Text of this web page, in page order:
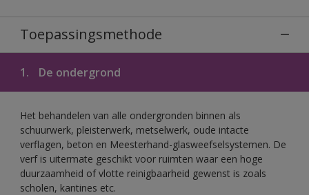
Toepassingsmethode
1. De ondergrond
Het behandelen van alle ondergronden binnen als
schuurwerk, pleisterwerk, metselwerk, oude intacte
verflagen, beton en Meesterhand-glasweefselsystemen. De
verf is uitermate geschikt voor ruimten waar een hoge
duurzaamheid of vlotte reinigbaarheid gewenst is zoals
scholen, kantines etc.